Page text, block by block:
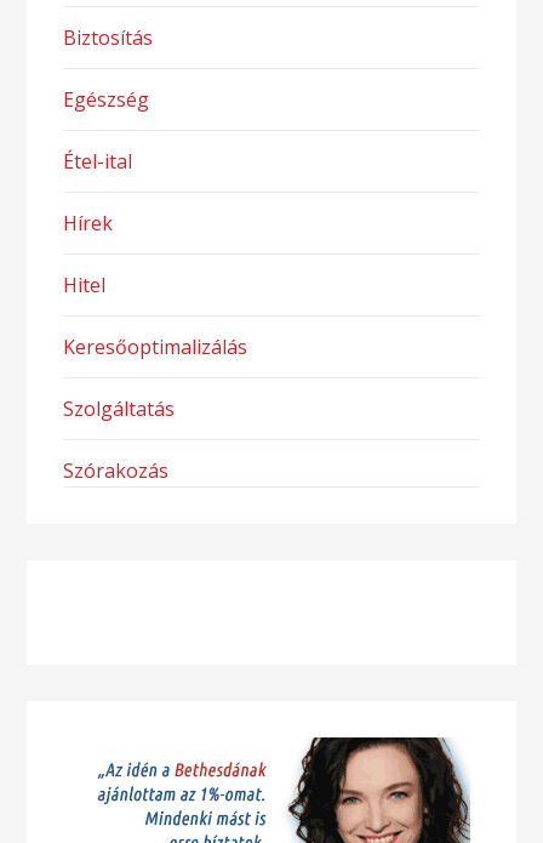
Biztosítás
Egészség
Étel-ital
Hírek
Hitel
Keresőoptimalizálás
Szolgáltatás
Szórakozás